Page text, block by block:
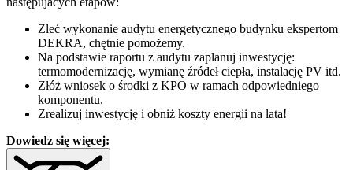
Zleć wykonanie audytu energetycznego budynku ekspertom
DEKRA, chętnie pomożemy.
Na podstawie raportu z audytu zaplanuj inwestycję:
termomodernizację, wymianę źródeł ciepła, instalację PV itd.
Złóż wniosek o środki z KPO w ramach odpowiedniego
komponentu.
Zrealizuj inwestycję i obniż koszty energii na lata!
Dowiedz się więcej: